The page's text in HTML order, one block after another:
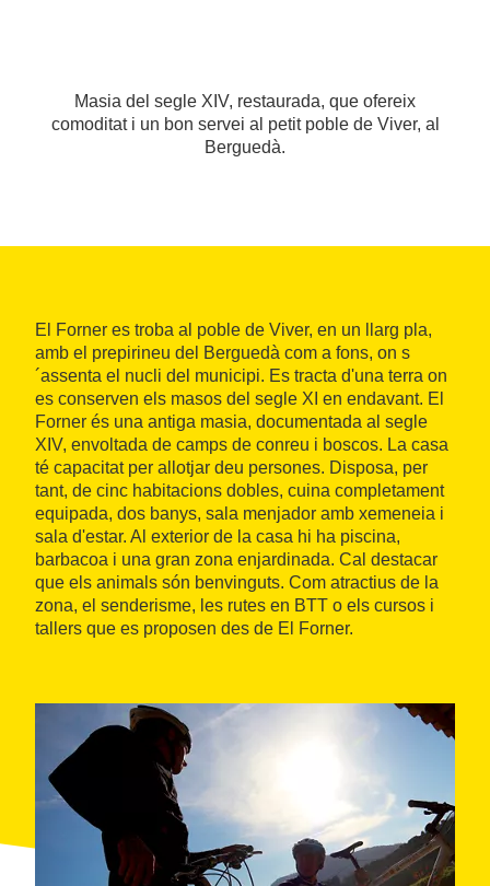
Masia del segle XIV, restaurada, que ofereix
comoditat i un bon servei al petit poble de Viver, al
Berguedà.
El Forner es troba al poble de Viver, en un llarg pla,
amb el prepirineu del Berguedà com a fons, on s
´assenta el nucli del municipi. Es tracta d'una terra on
es conserven els masos del segle XI en endavant. El
Forner és una antiga masia, documentada al segle
XIV, envoltada de camps de conreu i boscos. La casa
té capacitat per allotjar deu persones. Disposa, per
tant, de cinc habitacions dobles, cuina completament
equipada, dos banys, sala menjador amb xemeneia i
sala d'estar. Al exterior de la casa hi ha piscina,
barbacoa i una gran zona enjardinada. Cal destacar
que els animals són benvinguts. Com atractius de la
zona, el senderisme, les rutes en BTT o els cursos i
tallers que es proposen des de El Forner.